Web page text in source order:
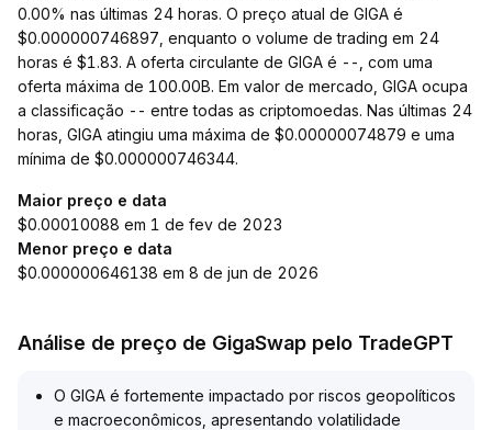
0.00% nas últimas 24 horas. O preço atual de GIGA é
$0.000000746897, enquanto o volume de trading em 24
horas é $1.83. A oferta circulante de GIGA é --, com uma
oferta máxima de 100.00B. Em valor de mercado, GIGA ocupa
a classificação -- entre todas as criptomoedas. Nas últimas 24
horas, GIGA atingiu uma máxima de $0.00000074879 e uma
mínima de $0.000000746344.
Maior preço e data
$0.00010088 em 1 de fev de 2023
Menor preço e data
$0.000000646138 em 8 de jun de 2026
Análise de preço de GigaSwap pelo TradeGPT
O GIGA é fortemente impactado por riscos geopolíticos
e macroeconômicos, apresentando volatilidade